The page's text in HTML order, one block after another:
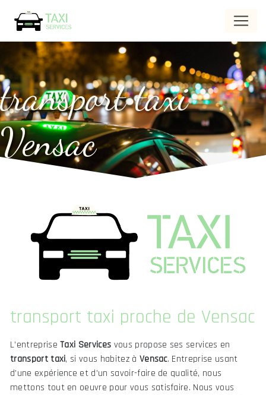
transport taxi
Vensac
transport taxi proche de Vensac
L’entrepriseTaxi Services vous propose ses services en
transport taxi, si vous habitez à Vensac. Entreprise usant
d’une expérience et d’un savoir-faire de qualité, nous
mettons tout en oeuvre pour vous satisfaire. Nous vous